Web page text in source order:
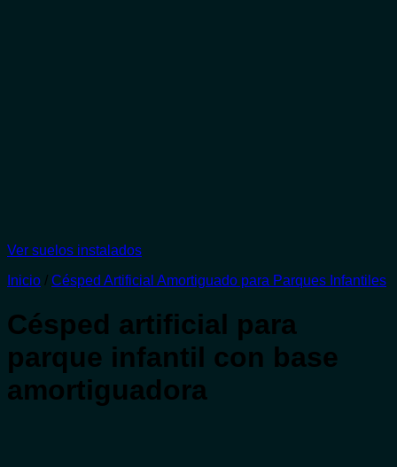
Ver suelos instalados
Inicio / Césped Artificial Amortiguado para Parques Infantiles
Césped artificial para
parque infantil con base
amortiguadora